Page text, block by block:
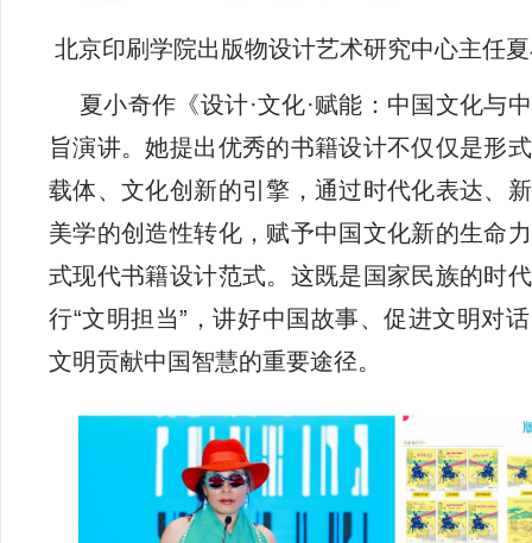
北京印刷学院出版物设计艺术研究中心主任
夏小奇作《设计·文化·赋能：中国文化与
旨演讲。她提出优秀的书籍设计不仅仅是形
载体、文化创新的引擎，通过时代化表达、
美学的创造性转化，赋予中国文化新的生命
式现代书籍设计范式。这既是国家民族的时
行“文明担当”，讲好中国故事、促进文明对
文明贡献中国智慧的重要途径。